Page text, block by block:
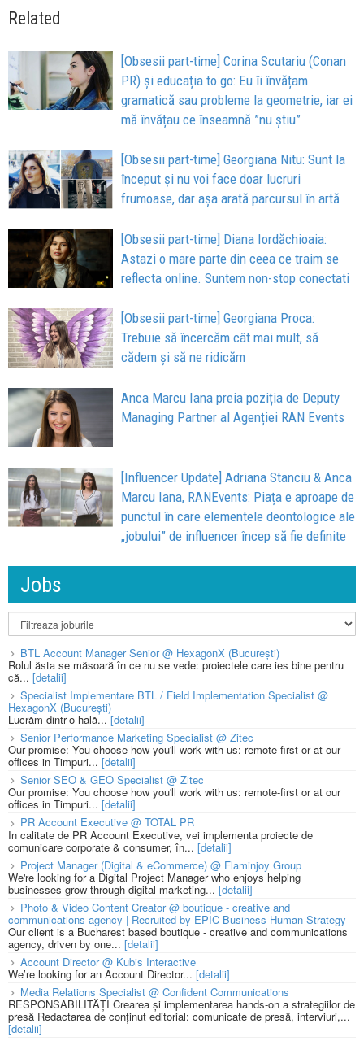
Related
[Obsesii part-time] Corina Scutariu (Conan
PR) și educația to go: Eu îi învățam
gramatică sau probleme la geometrie, iar ei
mă învățau ce înseamnă ”nu știu”
[Obsesii part-time] Georgiana Nitu: Sunt la
început și nu voi face doar lucruri
frumoase, dar așa arată parcursul în artă
[Obsesii part-time] Diana Iordăchioaia:
Astazi o mare parte din ceea ce traim se
reflecta online. Suntem non-stop conectati
[Obsesii part-time] Georgiana Proca:
Trebuie să încercăm cât mai mult, să
cădem și să ne ridicăm
Anca Marcu Iana preia poziția de Deputy
Managing Partner al Agenției RAN Events
[Influencer Update] Adriana Stanciu & Anca
Marcu Iana, RANEvents: Piața e aproape de
punctul în care elementele deontologice ale
„jobului” de influencer încep să fie definite
Jobs
BTL Account Manager Senior @ HexagonX (București)
Rolul ăsta se măsoară în ce nu se vede: proiectele care ies bine pentru
că... [detalii]
Specialist Implementare BTL / Field Implementation Specialist @
HexagonX (București)
Lucrăm dintr-o hală... [detalii]
Senior Performance Marketing Specialist @ Zitec
Our promise: You choose how you'll work with us: remote-first or at our
offices in Timpuri... [detalii]
Senior SEO & GEO Specialist @ Zitec
Our promise: You choose how you'll work with us: remote-first or at our
offices in Timpuri... [detalii]
PR Account Executive @ TOTAL PR
În calitate de PR Account Executive, vei implementa proiecte de
comunicare corporate & consumer, în... [detalii]
Project Manager (Digital & eCommerce) @ Flaminjoy Group
We're looking for a Digital Project Manager who enjoys helping
businesses grow through digital marketing... [detalii]
Photo & Video Content Creator @ boutique - creative and
communications agency | Recruited by EPIC Business Human Strategy
Our client is a Bucharest based boutique - creative and communications
agency, driven by one... [detalii]
Account Director @ Kubis Interactive
We’re looking for an Account Director... [detalii]
Media Relations Specialist @ Confident Communications
RESPONSABILITĂȚI Crearea și implementarea hands-on a strategiilor de
presă Redactarea de conținut editorial: comunicate de presă, interviuri,...
[detalii]